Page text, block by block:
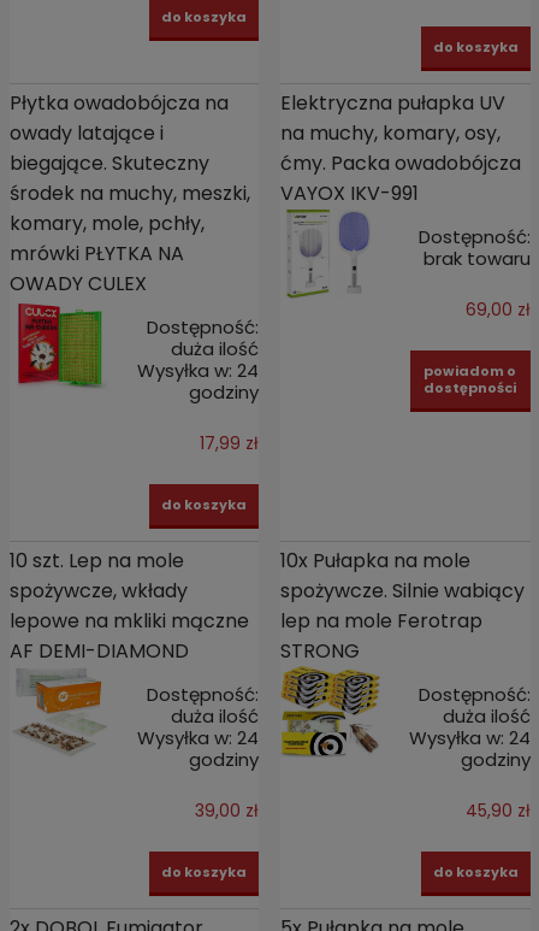
do koszyka
do koszyka
Płytka owadobójcza na
owady latające i
biegające. Skuteczny
środek na muchy, meszki,
komary, mole, pchły,
mrówki PŁYTKA NA
OWADY CULEX
Dostępność:
duża ilość
Wysyłka w: 24
godziny
17,99 zł
do koszyka
Elektryczna pułapka UV
na muchy, komary, osy,
ćmy. Packa owadobójcza
VAYOX IKV-991
Dostępność:
brak towaru
69,00 zł
powiadom o
dostępności
10 szt. Lep na mole
spożywcze, wkłady
lepowe na mkliki mączne
AF DEMI-DIAMOND
Dostępność:
duża ilość
Wysyłka w: 24
godziny
39,00 zł
do koszyka
10x Pułapka na mole
spożywcze. Silnie wabiący
lep na mole Ferotrap
STRONG
Dostępność:
duża ilość
Wysyłka w: 24
godziny
45,90 zł
do koszyka